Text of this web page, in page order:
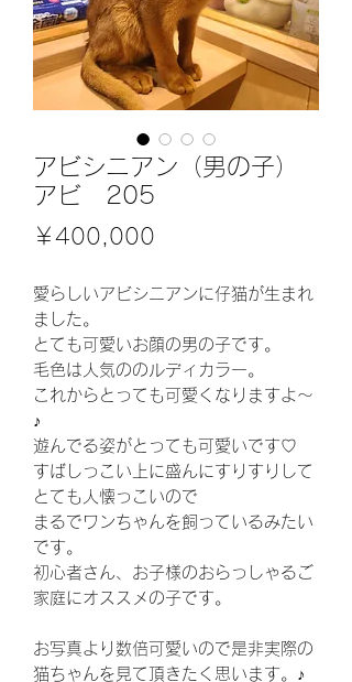
アビシニアン（男の子）
アビ 205
￥400,000
愛らしいアビシニアンに仔猫が生まれ
ました。
とても可愛いお顔の男の子です。
毛色は人気ののルディカラー。
これからとっても可愛くなりますよ～
♪
遊んでる姿がとっても可愛いです♡
すばしっこい上に盛んにすりすりして
とても人懐っこいので
まるでワンちゃんを飼っているみたい
です。
初心者さん、お子様のおらっしゃるご
家庭にオススメの子です。
お写真より数倍可愛いので是非実際の
猫ちゃんを見て頂きたく思います。♪